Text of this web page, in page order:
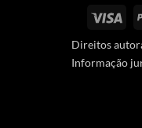
Direitos
Informação